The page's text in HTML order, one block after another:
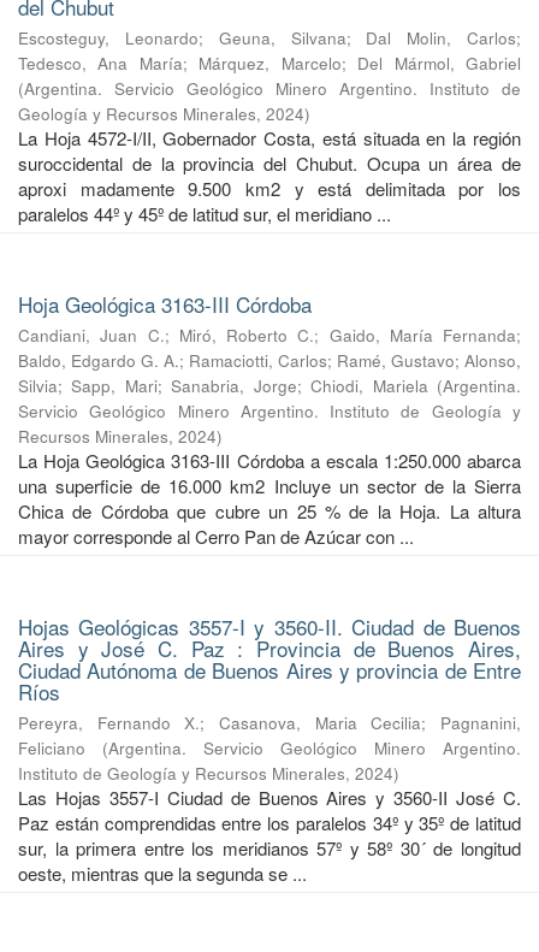
del Chubut
Escosteguy, Leonardo; Geuna, Silvana; Dal Molin, Carlos;
Tedesco, Ana María; Márquez, Marcelo; Del Mármol, Gabriel
(Argentina. Servicio Geológico Minero Argentino. Instituto de
Geología y Recursos Minerales, 2024)
La Hoja 4572-I/II, Gobernador Costa, está situada en la región
suroccidental de la provincia del Chubut. Ocupa un área de
aproxi madamente 9.500 km2 y está delimitada por los
paralelos 44º y 45º de latitud sur, el meridiano ...
Hoja Geológica 3163-III Córdoba
Candiani, Juan C.; Miró, Roberto C.; Gaido, María Fernanda;
Baldo, Edgardo G. A.; Ramaciotti, Carlos; Ramé, Gustavo; Alonso,
Silvia;Sapp, Mari;Sanabria, Jorge;Chiodi, Mariela (Argentina.
Servicio Geológico Minero Argentino. Instituto de Geología y
Recursos Minerales, 2024)
La Hoja Geológica 3163-III Córdoba a escala 1:250.000 abarca
una superficie de 16.000 km2 Incluye un sector de la Sierra
Chica de Córdoba que cubre un 25 % de la Hoja. La altura
mayor corresponde al Cerro Pan de Azúcar con ...
Hojas Geológicas 3557-I y 3560-II. Ciudad de Buenos
Aires y José C. Paz : Provincia de Buenos Aires,
Ciudad Autónoma de Buenos Aires y provincia de Entre
Ríos
Pereyra, Fernando X.;Casanova, Maria Cecilia; Pagnanini,
Feliciano
(Argentina. Servicio Geológico Minero Argentino.
Instituto de Geología y Recursos Minerales, 2024)
Las Hojas 3557-I Ciudad de Buenos Aires y 3560-II José C.
Paz están comprendidas entre los paralelos 34º y 35º de latitud
sur, la primera entre los meridianos 57º y 58º 30´ de longitud
oeste, mientras que la segunda se ...